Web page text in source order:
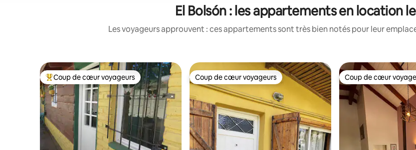
El Bolsón : les appartements en location
Les voyageurs approuvent : ces appartements sont très bien notés pour leur
Coups de cœur voyageurs les plus appréciés
Coup de cœur voyageurs Coup de cœur voyageurs
Coup de cœur voyageurs Coup de cœur
Coup de cœur